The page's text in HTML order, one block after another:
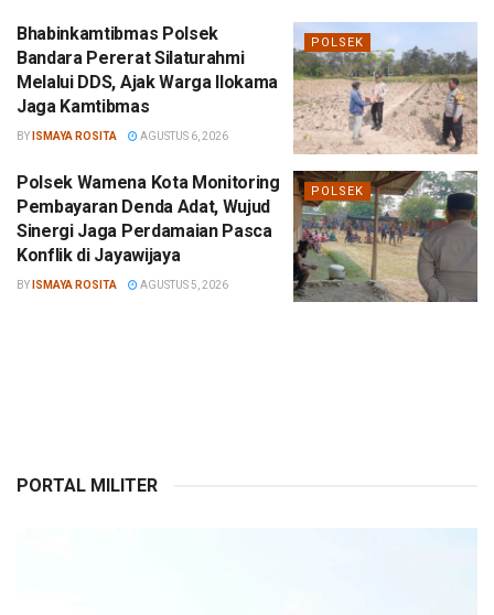
POLSEK
Bhabinkamtibmas Polsek
Bandara Pererat Silaturahmi
Melalui DDS, Ajak Warga Ilokama
Jaga Kamtibmas
BY ISMAYA ROSITA AGUSTUS 6, 2026
POLSEK
Polsek Wamena Kota Monitoring
Pembayaran Denda Adat, Wujud
Sinergi Jaga Perdamaian Pasca
Konflik di Jayawijaya
BY ISMAYA ROSITA AGUSTUS 5, 2026
PORTAL MILITER